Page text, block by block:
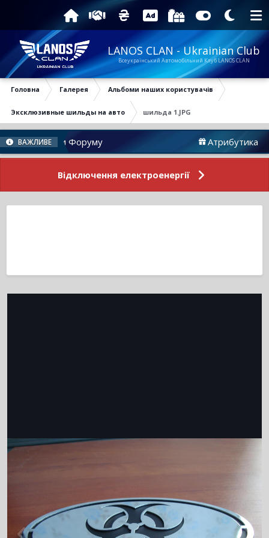
LANOS CLAN - Ukrainian Club
Всеукраїнський Автомобільний Клуб LANOS CLAN
Головна Галерея Альбоми наших користувачів
Эксклюзивные шильды на авто шильда 1.JPG
ВАЖЛИВЕ
Новини Форуму Атрибутика
Відключення електроенергії